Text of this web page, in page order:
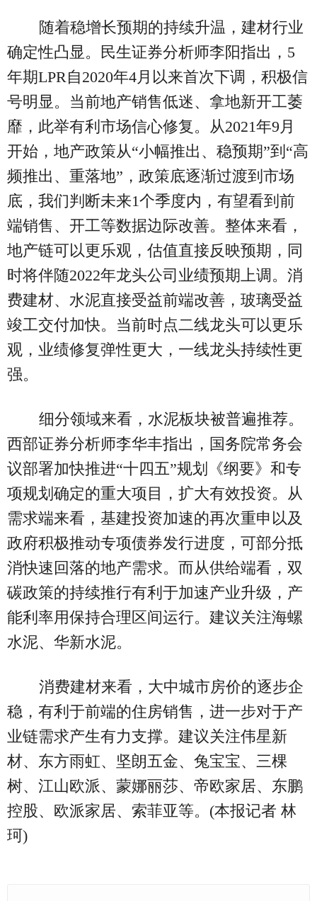
随着稳增长预期的持续升温，建材行业
确定性凸显。民生证券分析师李阳指出，5
年期LPR自2020年4月以来首次下调，积极信
号明显。当前地产销售低迷、拿地新开工萎
靡，此举有利市场信心修复。从2021年9月
开始，地产政策从“小幅推出、稳预期”到“高
频推出、重落地”，政策底逐渐过渡到市场
底，我们判断未来1个季度内，有望看到前
端销售、开工等数据边际改善。整体来看，
地产链可以更乐观，估值直接反映预期，同
时将伴随2022年龙头公司业绩预期上调。消
费建材、水泥直接受益前端改善，玻璃受益
竣工交付加快。当前时点二线龙头可以更乐
观，业绩修复弹性更大，一线龙头持续性更
强。
细分领域来看，水泥板块被普遍推荐。
西部证券分析师李华丰指出，国务院常务会
议部署加快推进“十四五”规划《纲要》和专
项规划确定的重大项目，扩大有效投资。从
需求端来看，基建投资加速的再次重申以及
政府积极推动专项债券发行进度，可部分抵
消快速回落的地产需求。而从供给端看，双
碳政策的持续推行有利于加速产业升级，产
能利率用保持合理区间运行。建议关注海螺
水泥、华新水泥。
消费建材来看，大中城市房价的逐步企
稳，有利于前端的住房销售，进一步对于产
业链需求产生有力支撑。建议关注伟星新
材、东方雨虹、坚朗五金、兔宝宝、三棵
树、江山欧派、蒙娜丽莎、帝欧家居、东鹏
控股、欧派家居、索菲亚等。(本报记者 林
珂)